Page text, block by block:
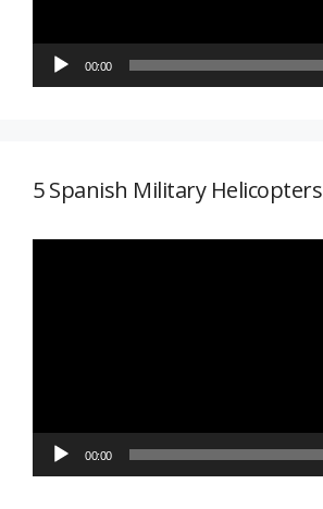
00:00
5 Spanish Military Helicopters
00:00